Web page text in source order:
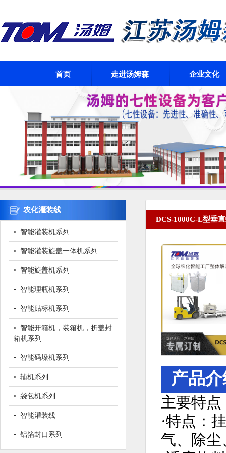
首页 走进汤姆森 企业文化
农化灌装线
• 智能灌装机系列
• 智能灌装旋盖一体机系列
• 智能旋盖机系列
• 智能理瓶机系列
• 智能贴标机系列
• 智能开箱机，装箱机，折盖封
箱机系列
• 智能码垛机系列
• 辅机系列
• 袋包机系列
• 智能灌装线
• 铝箔封口系列
DCS-1000C-L型垂
产品
主要特点
·特点：
气、除尘